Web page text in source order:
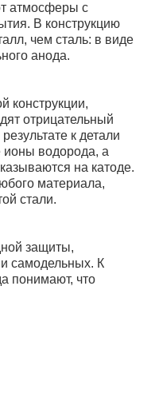
атмосферы с
В конструкцию
чем сталь: в виде
анода.
конструкции,
отрицательный
к детали
ионы водорода, а
на катоде.
материала,
стали.
защиты,
и самодельных. К
понимают, что